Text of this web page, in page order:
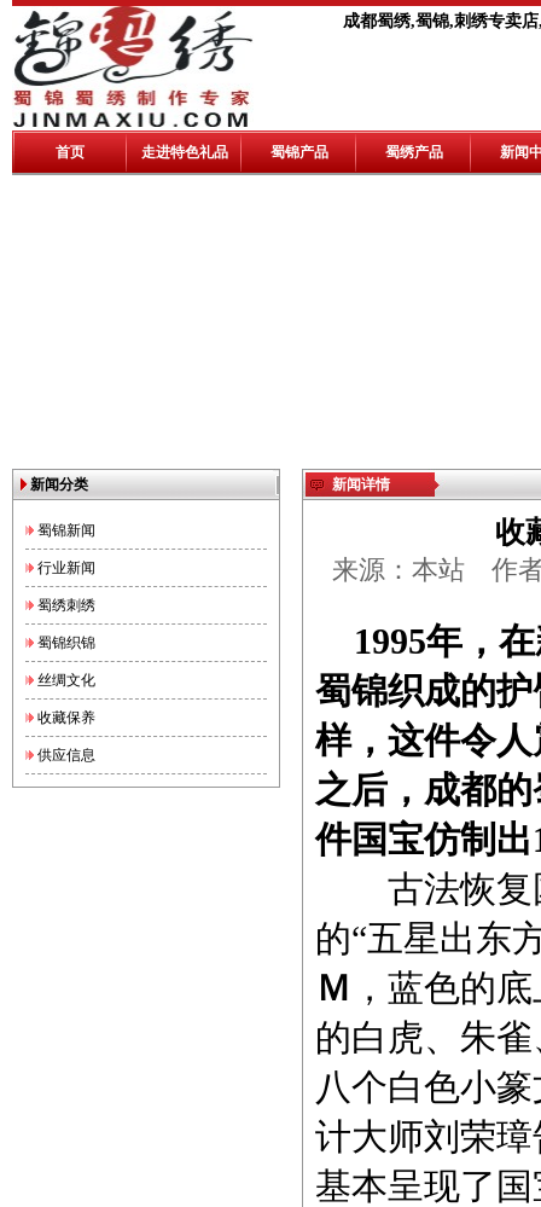
成都蜀绣,蜀锦,刺绣专卖
首页 走进特色礼品 蜀锦产品 蜀绣产品 新闻
新闻分类
蜀锦新闻
行业新闻
蜀绣刺绣
蜀锦织锦
丝绸文化
收藏保养
供应信息
新闻详情
收
来源：本站 作
1995年，在
蜀锦织成的
样，这件令
之后，成都
件国宝仿制出
古法恢复国
的“五星出东
Ｍ ，蓝色的
的白虎、朱
八个白色小
计大师刘荣
基本呈现了